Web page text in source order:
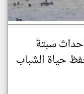
أحداث سبتة
حياة الشباب